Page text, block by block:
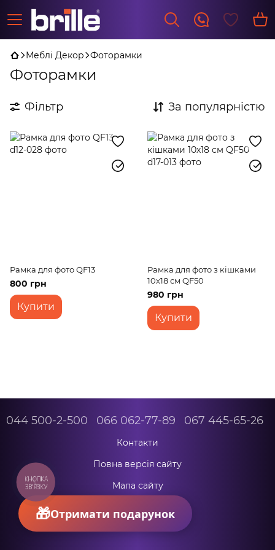
Меблі Декор Фоторамки
Фоторамки
Фільтр За популярністю
Рамка для фото QF13
800 грн
Купити
Рамка для фото з кішками
10х18 см QF50
980 грн
Купити
044 500-2-500 066 062-77-89 067 445-65-26
Контакти
Повна версія сайту
Мапа сайту
КНОПКА
ЗВ'ЯЗКУ
Отримати подарунок